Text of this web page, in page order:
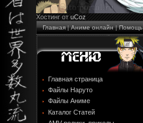
Хостинг от uCoz
Главная|Аниме онлайн|Помощь
Главная страница
Файлы Наруто
Файлы Аниме
Каталог Статей